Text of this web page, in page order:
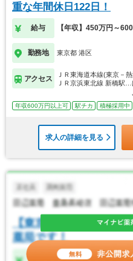
重な年間休日122日！
給与 【年収】450万円～
勤務地 東京都 港区
アクセス
ＪＲ東海道本線(東京－
ＪＲ京浜東北線 新橋駅
年収600万円以上可 駅チカ 積極採用中
求人の詳細を見る